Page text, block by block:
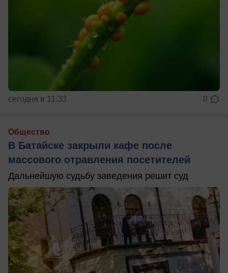
сегодня в 11:33 0
Общество
В Батайске закрыли кафе после
массового отравления посетителей
Дальнейшую судьбу заведения решит суд